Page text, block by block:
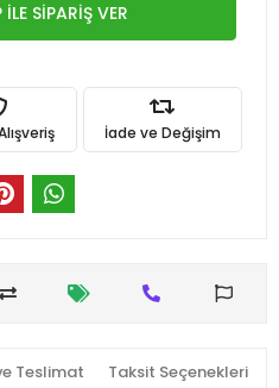
SİPARİŞ VER
İade ve Değişim
Teslimat Taksit Seçenekleri